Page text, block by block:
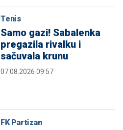
Tenis
Samo gazi! Sabalenka
pregazila rivalku i
sačuvala krunu
07.08.2026 09:57
FK Partizan